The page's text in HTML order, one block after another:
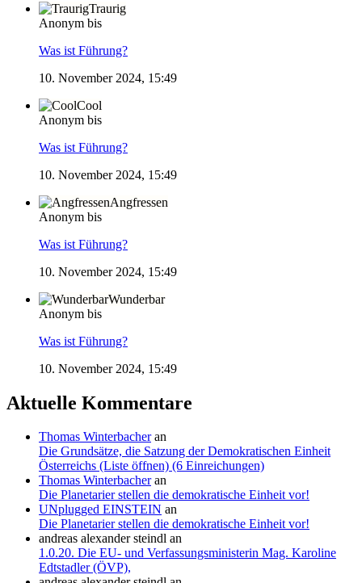
Traurig
Anonym bis
Was ist Führung?
10. November 2024, 15:49
Cool
Anonym bis
Was ist Führung?
10. November 2024, 15:49
Angfressen
Anonym bis
Was ist Führung?
10. November 2024, 15:49
Wunderbar
Anonym bis
Was ist Führung?
10. November 2024, 15:49
Aktuelle Kommentare
Thomas Winterbacheran
Die Grundsätze, die Satzung der Demokratischen Einheit
Österreichs (Liste öffnen) (6 Einreichungen)
Thomas Winterbacheran
Die Planetarier stellen die demokratische Einheit vor!
UNplugged EINSTEIN an
Die Planetarier stellen die demokratische Einheit vor!
andreas alexander steindl an
1.0.20. Die EU- und Verfassungsministerin Mag. Karoline
Edtstadler (ÖVP),